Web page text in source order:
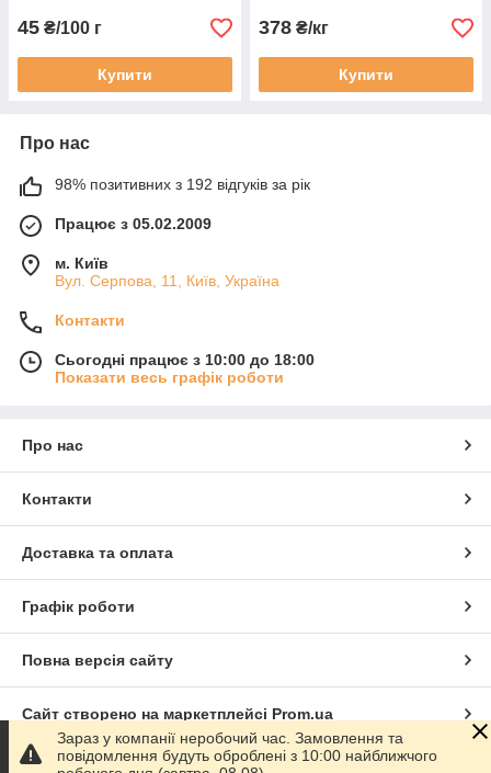
45 ₴/100 г
Купити
378 ₴/кг
Купити
Про нас
98% позитивних з 192 відгуків за рік
Працює з 05.02.2009
м. Київ
Вул. Серпова, 11, Київ, Україна
Контакти
Сьогодні працює з 10:00 до 18:00
Показати весь графік роботи
Про нас
Контакти
Доставка та оплата
Графік роботи
Повна версія сайту
Сайт створено на маркетплейсі Prom.ua
Політика конфіденційності
Зараз у компанії неробочий час. Замовлення та
повідомлення будуть оброблені з 10:00 найближчого